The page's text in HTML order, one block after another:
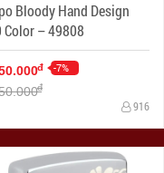
Bloody Hand Design
Color – 49808
đ -7%
đ
916